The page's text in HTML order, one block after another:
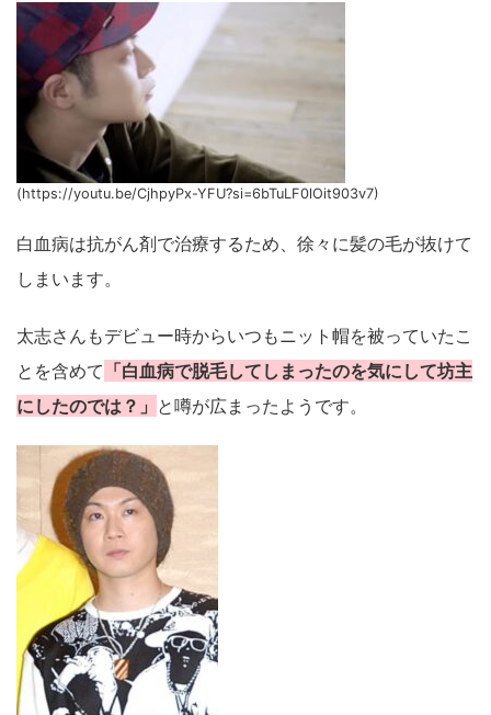
(https://youtu.be/CjhpyPx-YFU?si=6bTuLF0lOit903v7)
白血病は抗がん剤で治療するため、徐々に髪の毛が抜けて
しまいます。
太志さんもデビュー時からいつもニット帽を被っていたこ
とを含めて 「白血病で脱毛してしまったのを気にして坊主
にしたのでは？」 と噂が広まったようです。